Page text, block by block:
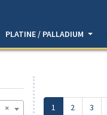
PLATINE / PALLADIUM
1 2 3